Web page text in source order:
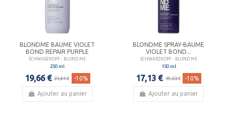
BLONDME BAUME VIOLET
BOND REPAIR PURPLE
SCHWARZKOPF - BLOND ME
250 ml
19,66 € 21,84 € -10%
Ajouter au panier
BLONDME SPRAY-BAUME
VIOLET BOND...
SCHWARZKOPF - BLOND ME
150 ml
17,13 € 19,03 € -10%
Ajouter au panier